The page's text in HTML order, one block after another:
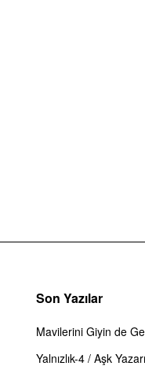
Son Yazılar
Mavilerini Giyin de
Yalnızlık-4 / Aşk